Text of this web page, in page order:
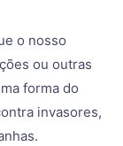
o nosso
ou outras
forma do
invasores,